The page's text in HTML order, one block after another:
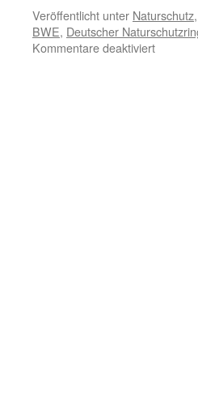
Veröffentlicht unter Naturschutz,
BWE, Deutscher
Kommentare deaktiviertfür